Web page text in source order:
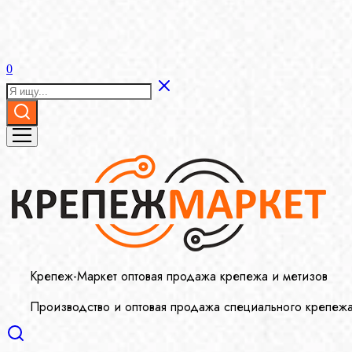
0
Крепеж-Маркет оптовая продажа крепежа и метизов
Производство и оптовая продажа специального